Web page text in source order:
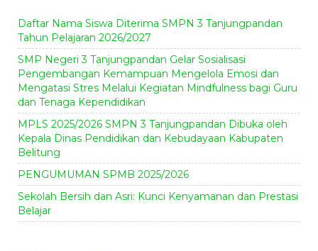
Daftar Nama Siswa Diterima SMPN 3 Tanjungpandan
Tahun Pelajaran 2026/2027
SMP Negeri 3 Tanjungpandan Gelar Sosialisasi
Pengembangan Kemampuan Mengelola Emosi dan
Mengatasi Stres Melalui Kegiatan Mindfulness bagi Guru
dan Tenaga Kependidikan
MPLS 2025/2026 SMPN 3 Tanjungpandan Dibuka oleh
Kepala Dinas Pendidikan dan Kebudayaan Kabupaten
Belitung
PENGUMUMAN SPMB 2025/2026
Sekolah Bersih dan Asri: Kunci Kenyamanan dan Prestasi
Belajar